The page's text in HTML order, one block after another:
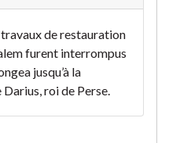
travaux de restauration
furent interrompus
jusqu’à la
Darius, roi de Perse.